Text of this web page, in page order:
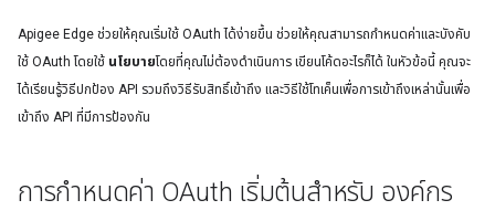
Apigee Edge ช่วยให้คุณเริ่มใช้ OAuth ได้ง่ายขึ้น ช่วยให้คุณสามารถกำหนดค่าและบังคับ
ใช้ OAuth โดยใช้ นโยบายโดยที่คุณไม่ต้องดำเนินการ เขียนโค้ดอะไรก็ได้ ในหัวข้อนี้ คุณจะ
ได้เรียนรู้วิธีปกป้อง API รวมถึงวิธีรับสิทธิ์เข้าถึง และวิธีใช้โทเค็นเพื่อการเข้าถึงเหล่านั้นเพื่อ
เข้าถึง API ที่มีการป้องกัน
การกำหนดค่า OAuth เริ่มต้นสำหรับ องค์กร